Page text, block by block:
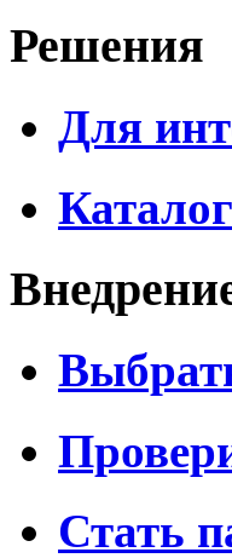
Решения
Для
Стать